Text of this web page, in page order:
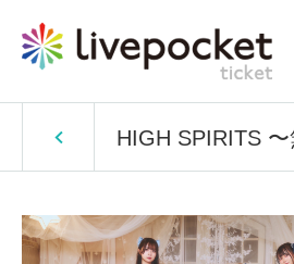
HIGH SPIRITS